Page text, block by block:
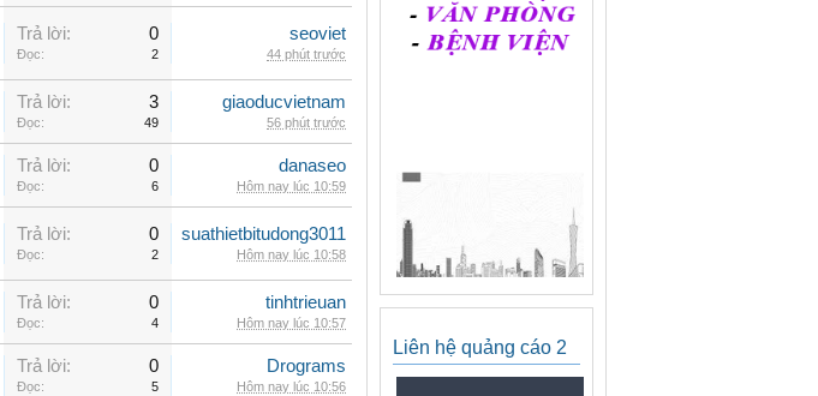
Trả lời: 0
Đọc: 2
seoviet
44 phút trước
Trả lời: 3
Đọc: 49
giaoducvietnam
56 phút trước
Trả lời: 0
Đọc: 6
danaseo
Hôm nay lúc 10:59
Trả lời: 0
Đọc: 2
suathietbitudong3011
Hôm nay lúc 10:58
Trả lời: 0
Đọc: 4
tinhtrieuan
Hôm nay lúc 10:57
Trả lời: 0
Đọc: 5
Drograms
Hôm nay lúc 10:56
Liên hệ quảng cáo 2